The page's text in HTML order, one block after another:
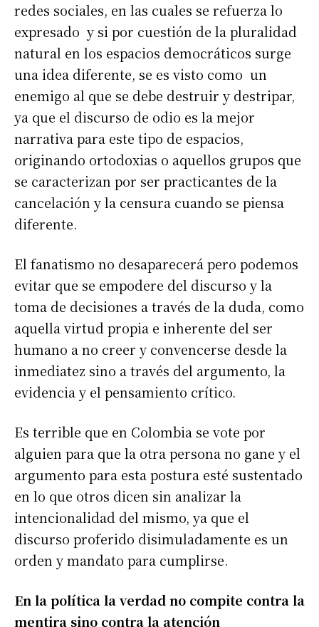
redes sociales, en las cuales se refuerza lo
expresado y si por cuestión de la pluralidad
natural en los espacios democráticos surge
una idea diferente, se es visto como un
enemigo al que se debe destruir y destripar,
ya que el discurso de odio es la mejor
narrativa para este tipo de espacios,
originando ortodoxias o aquellos grupos que
se caracterizan por ser practicantes de la
cancelación y la censura cuando se piensa
diferente.
El fanatismo no desaparecerá pero podemos
evitar que se empodere del discurso y la
toma de decisiones a través de la duda, como
aquella virtud propia e inherente del ser
humano a no creer y convencerse desde la
inmediatez sino a través del argumento, la
evidencia y el pensamiento crítico.
Es terrible que en Colombia se vote por
alguien para que la otra persona no gane y el
argumento para esta postura esté sustentado
en lo que otros dicen sin analizar la
intencionalidad del mismo, ya que el
discurso proferido disimuladamente es un
orden y mandato para cumplirse.
En la política la verdad no compite contra la
mentira sino contra la atención